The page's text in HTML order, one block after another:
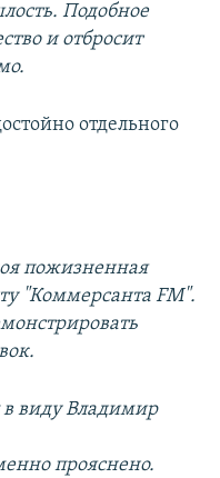
Подобное
и отбросит
отдельного
пожизненная
"Коммерсанта FM".
в виду Владимир
прояснено.